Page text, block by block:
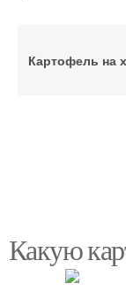
Картофель на
Какую